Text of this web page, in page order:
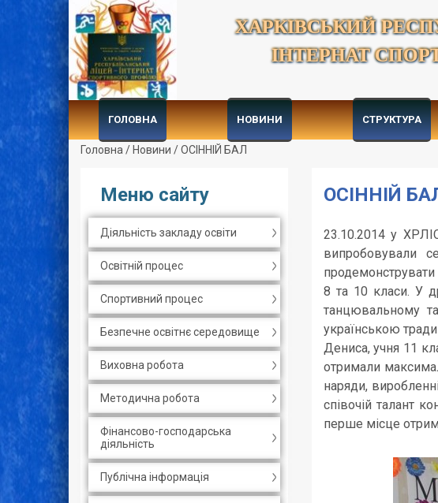
ХАРКІВСЬКИЙ
ІНТЕРНАТ
ГОЛОВНА НОВИНИ СТРУКТУРА
Головна / Новини /ОСІННІЙ БАЛ
Меню сайту
Діяльність закладу освіти
Освітній процес
Спортивний процес
Безпечне освітнє середовище
Виховна робота
Методична робота
Фінансово-господарська
діяльність
Публічна інформація
ОСІННІЙ
23.10.2014 у
випробовували
8 та 10 класи. У
танцювальному
українською
Дениса, учня 11
отримали
наряди,
співочій талант
перше місце